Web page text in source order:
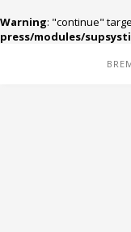
Warning: "continue"
press/modules/